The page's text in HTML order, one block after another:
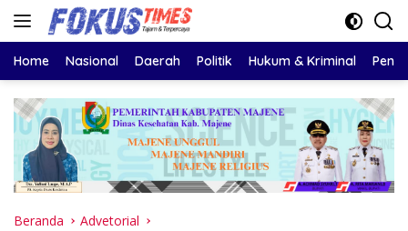
Langsung
Home Nasional Daerah Politik Hukum & Kriminal
Beranda Advetorial